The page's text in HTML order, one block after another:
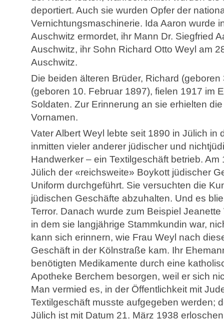
deportiert. Auch sie wurden Opfer der
Vernichtungsmaschinerie. Ida Aaron wurde
Auschwitz ermordet, ihr Mann Dr. Siegfried
Auschwitz, ihr Sohn Richard Otto Weyl am
Auschwitz.
Die beiden älteren Brüder, Richard
(geboren 10. Februar 1897), fielen 1917 im
Soldaten. Zur Erinnerung an sie erhielten
Vornamen.
Vater Albert Weyl lebte seit 1890 in Jülich in
inmitten vieler anderer jüdischer und
Handwerker – ein Textilgeschäft betrieb.
Jülich der «reichsweite» Boykott jüdischer
Uniform durchgeführt. Sie versuchten die
jüdischen Geschäfte abzuhalten. Und es
Terror. Danach wurde zum Beispiel
in dem sie langjährige Stammkundin war,
kann sich erinnern, wie Frau Weyl nach
Geschäft in der Kölnstraße kam. Ihr
benötigten Medikamente durch eine
Apotheke Berchem besorgen, weil er sich
Man vermied es, in der Öffentlichkeit mit
Textilgeschäft musste aufgegeben werden;
Jülich ist mit Datum 21. März 1938